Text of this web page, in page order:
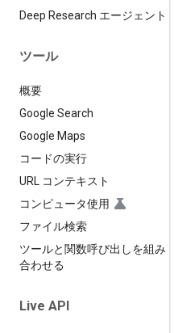
Deep Research エージェント
ツール
概要
Google Search
Google Maps
コードの実行
URL コンテキスト
コンピュータ使用
ファイル検索
ツールと関数呼び出しを組み
合わせる
Live API